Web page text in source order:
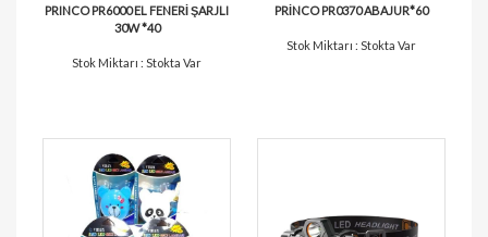
PRINCO PR6000 EL FENERİ ŞARJLI
30W *40
Stok Miktarı : Stokta Var
PRİNCO PR0370 ABAJUR*60
Stok Miktarı : Stokta Var